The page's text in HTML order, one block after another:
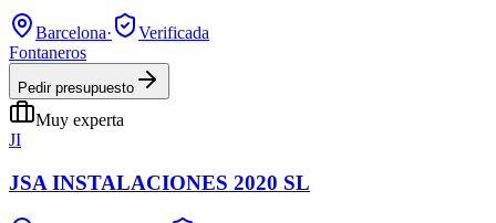
Barcelona·
Verificada
Fontaneros
Pedir presupuesto
Muy experta
JI
JSA INSTALACIONES 2020 SL